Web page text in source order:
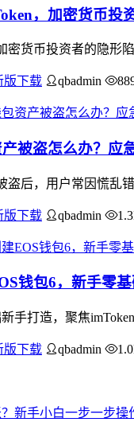
，加密货币投
密货币投资者的隐形
版下载 qbadmin
被盗怎么办？应
盗后，用户常因慌乱
版下载 qbadmin
钱包6，新手零
手打造，聚焦
版下载 qbadmin